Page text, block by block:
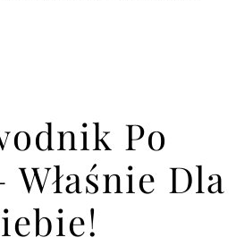
Po
Właśnie Dla